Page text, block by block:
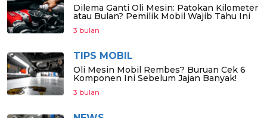
Dilema Ganti Oli Mesin: Patokan Kilometer
atau Bulan? Pemilik Mobil Wajib Tahu Ini
3 bulan
TIPS MOBIL
Oli Mesin Mobil Rembes? Buruan Cek 6
Komponen Ini Sebelum Jajan Banyak!
3 bulan